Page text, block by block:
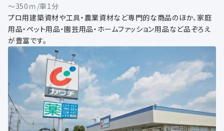
～350ｍ/車1分
プロ用建築資材や工具・農業資材など専門的な商品のほか、家庭
用品・ペット用品・園芸用品・ホームファッション用品など品ぞろえ
が豊富です。